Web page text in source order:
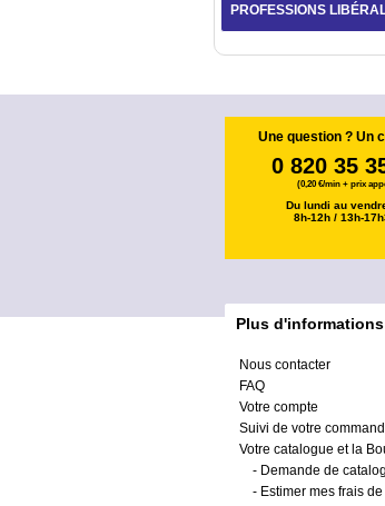
PROFESSIONS
Une question ? Un
0 820 35
(0,20 €/min + prix
Du lundi au
8h-12h / 13h-
Plus d'informations
Nous contacter
FAQ
Votre compte
Suivi de votre
Votre catalogue et la
- Demande de
- Estimer mes frais